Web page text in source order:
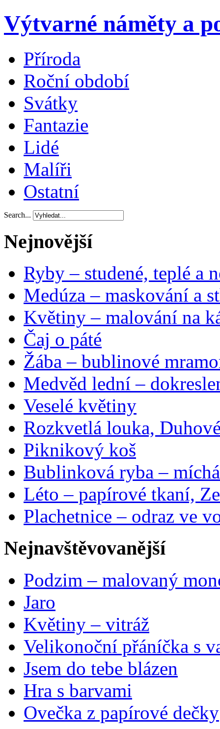
Výtvarné náměty a
Příroda
Roční období
Svátky
Fantazie
Lidé
Malíři
Ostatní
Search...
Nejnovější
Ryby – studené, teplé a
Medúza – maskování a
Květiny – malování na
Čaj o páté
Žába – bublinové
Medvěd lední –
Veselé květiny
Rozkvetlá louka,
Piknikový koš
Bublinková ryba –
Léto – papírové tkaní,
Plachetnice – odraz ve
Nejnavštěvovanější
Podzim – malovaný
Jaro
Květiny – vitráž
Velikonoční přáníčka s
Jsem do tebe blázen
Hra s barvami
Ovečka z papírové dečky